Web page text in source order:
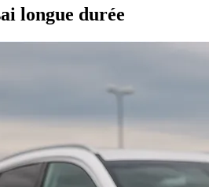
longue durée